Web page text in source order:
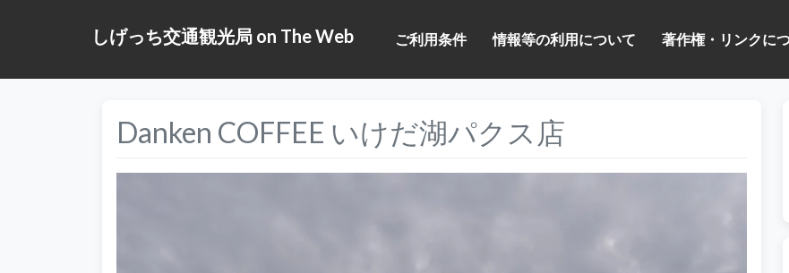
しげっち交通観光局 on The Web ご利用条件 情報等の利用について 著作権・リンクに
Danken COFFEE いけだ湖パクス店